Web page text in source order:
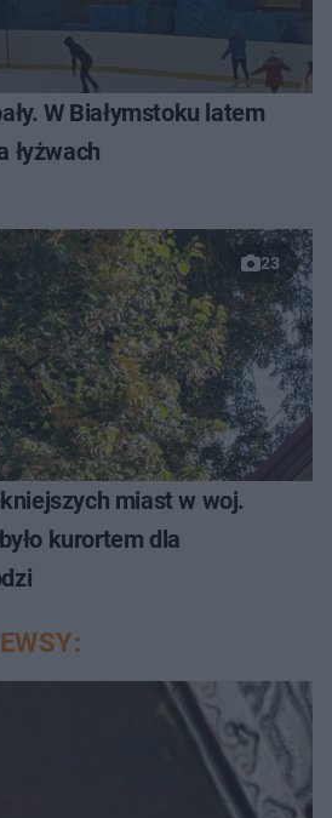
W Białymstoku latem
łyżwach
23
miast w woj.
kurortem dla